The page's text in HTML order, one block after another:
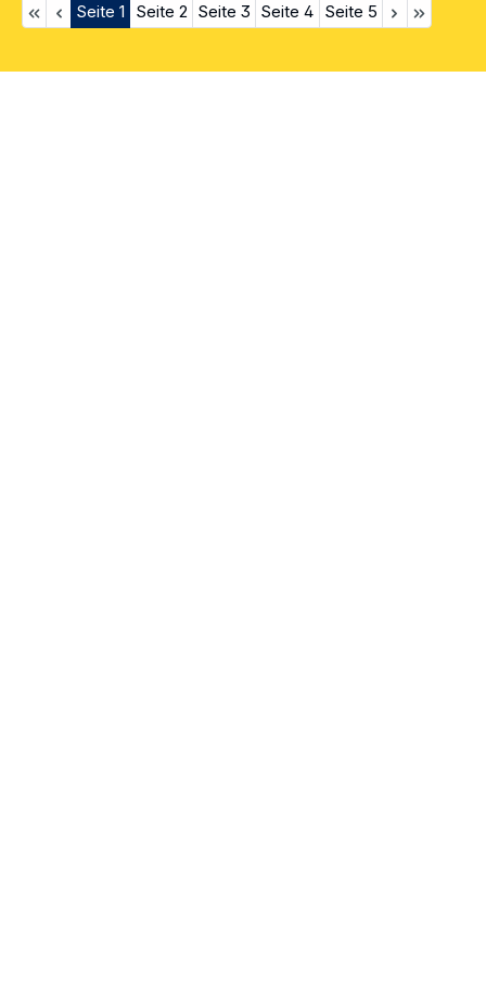
Seite 1 Seite 2 Seite 3 Seite 4 Seite 5